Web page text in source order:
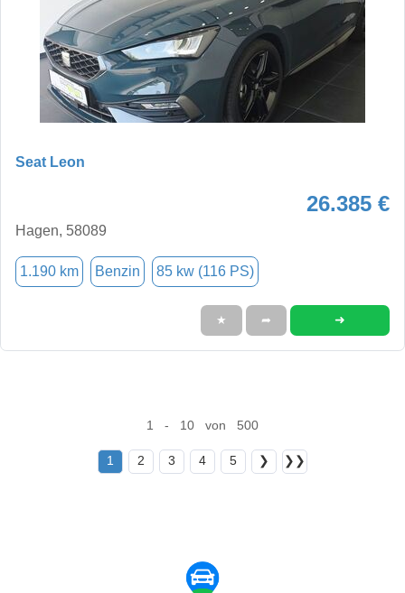
Seat Leon
26.385 €
Hagen, 58089
1.190 km Benzin 85 kw (116 PS)
★ ➦ ➜
1 - 10 von 500
1 2 3 4 5 ❯ ❯❯